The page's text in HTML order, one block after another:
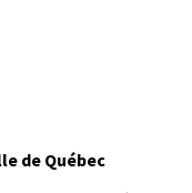
de Québec